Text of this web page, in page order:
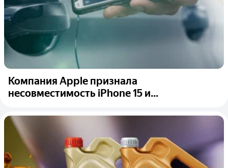
Компания Apple признала
несовместимость iPhone 15 и...